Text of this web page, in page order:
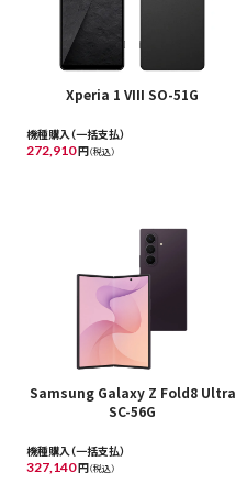
Xperia 1 VIII SO-51G
機種購入（一括支払）
272,910円（税込）
Samsung Galaxy Z Fold8 Ultra
SC-56G
機種購入（一括支払）
327,140円（税込）